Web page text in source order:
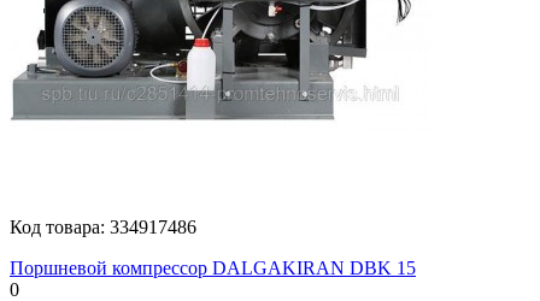
Код товара: 334917486
Поршневой компрессор DALGAKIRAN DBK 15
0